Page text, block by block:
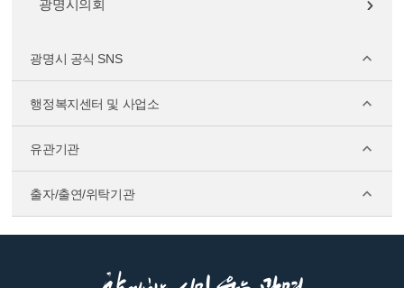
광명시의회
광명시 공식 SNS
행정복지센터 및 사업소
유관기관
출자/출연/위탁기관